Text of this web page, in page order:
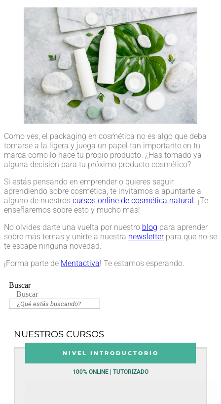
Como ves, el packaging en cosmética no es algo que deba
tomarse a la ligera y juega un papel tan importante en tu
marca como lo hace tu propio producto. ¿Has tomado ya
alguna decisión para tu próximo producto cosmético?
Si estás pensando en emprender o quieres seguir
aprendiendo sobre cosmética, te invitamos a apuntarte a
alguno de nuestros cursos online de cosmética natural. ¡Te
enseñaremos sobre esto y mucho más!
No olvides darte una vuelta por nuestro blog para aprender
sobre más temas y unirte a nuestra newsletterpara que no se
te escape ninguna novedad.
¡Forma parte de Mentactiva! Te estamos esperando.
Buscar
Buscar
NUESTROS CURSOS
NIVEL INTRODUCTORIO
100% ONLINE | TUTORIZADO